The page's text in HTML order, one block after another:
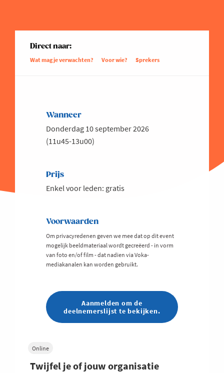
Direct naar:
Wat mag je verwachten? Voor wie? Sprekers
Online
Twijfel je of jouw organisatie
Wanneer
Donderdag 10 september 2026
(11u45-13u00)
Prijs
Enkel voor leden: gratis
Voorwaarden
Om privacyredenen geven we mee dat op dit event
mogelijk beeldmateriaal wordt gecreëerd - in vorm
van foto en/of film - dat nadien via Voka-
mediakanalen kan worden gebruikt.
Aanmelden om de
deelnemerslijst te bekijken.